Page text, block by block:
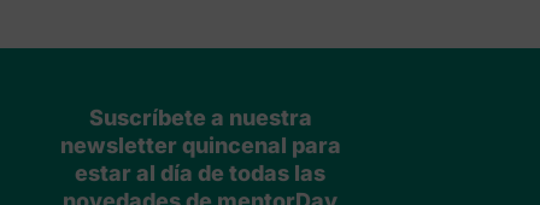
Suscríbete a nuestra
newsletter quincenal para
estar al día de todas las